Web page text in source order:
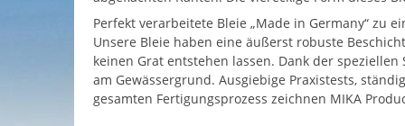
Perfekt verarbeitete Bleie „Made in Germany“ zu
Unsere Bleie haben eine äußerst robuste
keinen Grat entstehen lassen. Dank der
am Gewässergrund. Ausgiebige Praxistests,
gesamten Fertigungsprozess zeichnen MIKA